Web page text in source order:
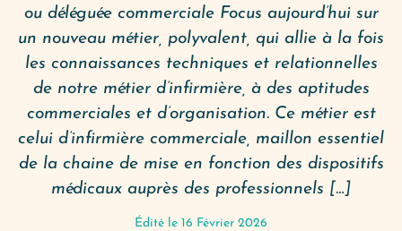
ou déléguée commerciale Focus aujourd’hui sur
un nouveau métier, polyvalent, qui allie à la fois
les connaissances techniques et relationnelles
de notre métier d’infirmière, à des aptitudes
commerciales et d’organisation. Ce métier est
celui d’infirmière commerciale, maillon essentiel
de la chaine de mise en fonction des dispositifs
médicaux auprès des professionnels […]
Édité le 16 Février 2026